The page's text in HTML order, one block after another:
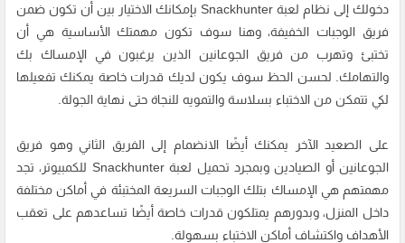
دخولك إلى نظام لعبة Snackhunter بإمكانك الاختيار بين أن تكون ضمن
فريق الوجبات الخفيفة، وهنا سوف تكون مهمتك الأساسية هي أن
تختبئ وتهرب من فريق الجوعانين الذين يرغبون في الإمساك بك
والتهامك. لحسن الحظ سوف يكون لديك قدرات خاصة يمكنك تفعيلها
لكي تتمكن من الاختباء بسلاسة والتمويه للنجاة حتى نهاية الجولة.
على الصعيد الآخر يمكنك أيضًا الانضمام إلى الفريق الثاني وهو فريق
الجوعانين أو الصيادين وبمجرد تحميل لعبة Snackhunter للكمبيوتر، تجد
مهمتهم هي الإمساك بتلك الوجبات السريعة المختبئة في أماكن مختلفة
داخل المنزل، وبدورهم يمتلكون قدرات خاصة أيضًا تساعدهم على تعقب
الأهداف واكتشاف أماكن الاختباء بسهولة.